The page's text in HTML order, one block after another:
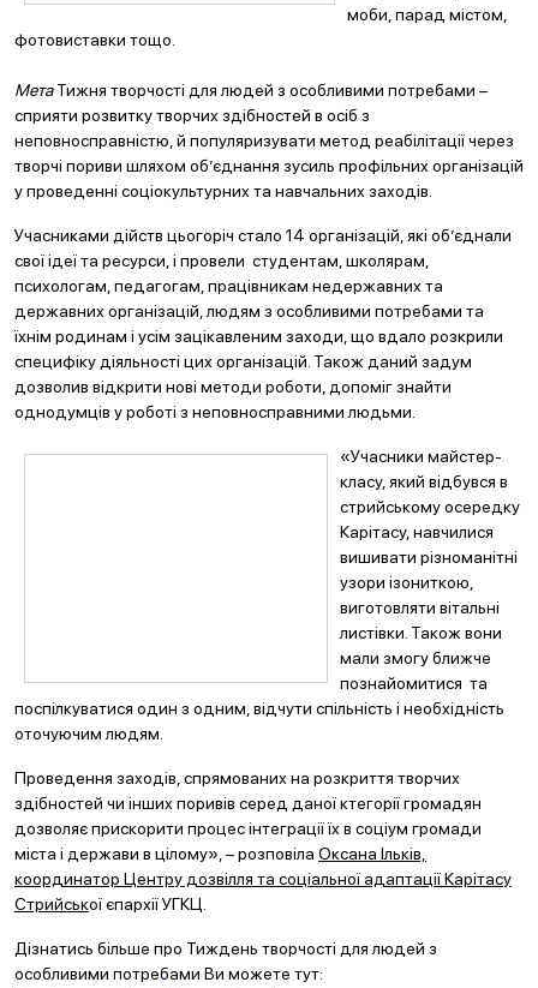
моби, парад містом,
фотовиставки тощо.
МетаТижня творчості для людей з особливими потребами –
сприяти розвитку творчих здібностей в осіб з
неповносправністю, й популяризувати метод реабілітації через
творчі пориви шляхом об’єднання зусиль профільних організацій
у проведенні соціокультурних та навчальних заходів.
Учасниками дійств цьогоріч стало 14 організацій, які об’єднали
свої ідеї та ресурси, і провели студентам, школярам,
психологам, педагогам, працівникам недержавних та
державних організацій, людям з особливими потребами та
їхнім родинам і усім зацікавленим заходи, що вдало розкрили
специфіку діяльності цих організацій. Також даний задум
дозволив відкрити нові методи роботи, допоміг знайти
однодумців у роботі з неповносправними людьми.
«Учасники майстер-
класу, який відбувся в
стрийському осередку
Карітасу, навчилися
вишивати різноманітні
узори ізониткою,
виготовляти вітальні
листівки. Також вони
мали змогу ближче
познайомитися та
поспілкуватися один з одним, відчути спільність і необхідність
оточуючим людям.
Проведення заходів, спрямованих на розкриття творчих
здібностей чи інших поривів серед даної ктегорії громадян
дозволяє прискорити процес інтеграції їх в соціум громади
міста і держави в цілому», – розповіла Оксана Ільків,
координатор Центру дозвілля та соціальної адаптації Карітасу
Стрийської єпархії УГКЦ.
Дізнатись більше про Тиждень творчості для людей з
особливими потребами Ви можете тут: